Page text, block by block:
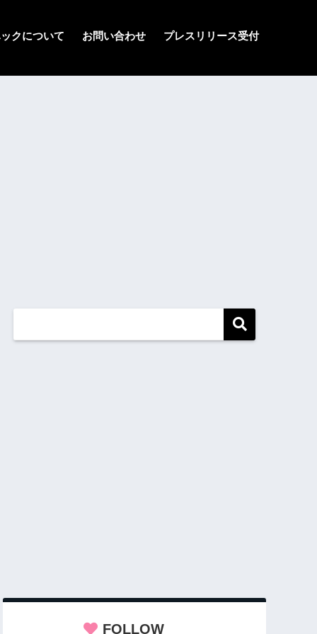
クについて お問い合わせ プレスリリース受付
FOLLOW